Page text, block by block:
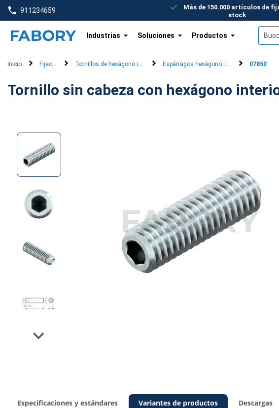
text.skipToContent
text.skipToNavigation
911234659
Más de 150.000 artículos de
stock
Industrias Soluciones Productos
Inicio Fijación Tornillos de hexágono interior Espárragos hexágono interior 07850
Tornillo sin cabeza con hexágono
Next
Especificaciones y estándares Variantes de productos Descargas